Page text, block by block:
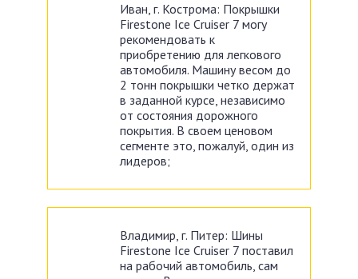
Иван, г. Кострома: Покрышки
Firestone Ice Cruiser 7 могу
рекомендовать к
приобретению для легкового
автомобиля. Машину весом до
2 тонн покрышки четко держат
в заданной курсе, независимо
от состояния дорожного
покрытия. В своем ценовом
сегменте это, пожалуй, один из
лидеров;
Владимир, г. Питер: Шины
Firestone Ice Cruiser 7 поставил
на рабочий автомобиль, сам